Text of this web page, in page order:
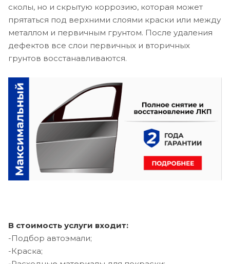
сколы, но и скрытую коррозию, которая может
прятаться под верхними слоями краски или между
металлом и первичным грунтом. После удаления
дефектов все слои первичных и вторичных
грунтов восстанавливаются.
В стоимость услуги входит:
-Подбор автоэмали;
-Краска;